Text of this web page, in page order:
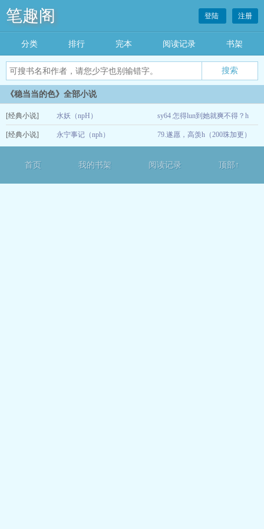
笔趣阁 登陆 注册
分类 排行 完本 阅读记录 书架
《稳当当的色》全部小说
[经典小说] 水妖（npH） sy64 怎得lun到她就爽不得？h
12-13
[经典小说] 永宁事记（nph） 79.遂愿，高羡h（200珠加更）
首页 我的书架 阅读记录 顶部↑